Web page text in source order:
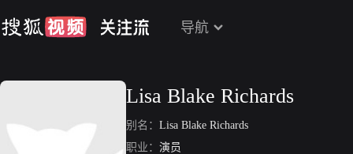
导航
Lisa Blake Richards
别名： Lisa Blake Richards
职业： 演员